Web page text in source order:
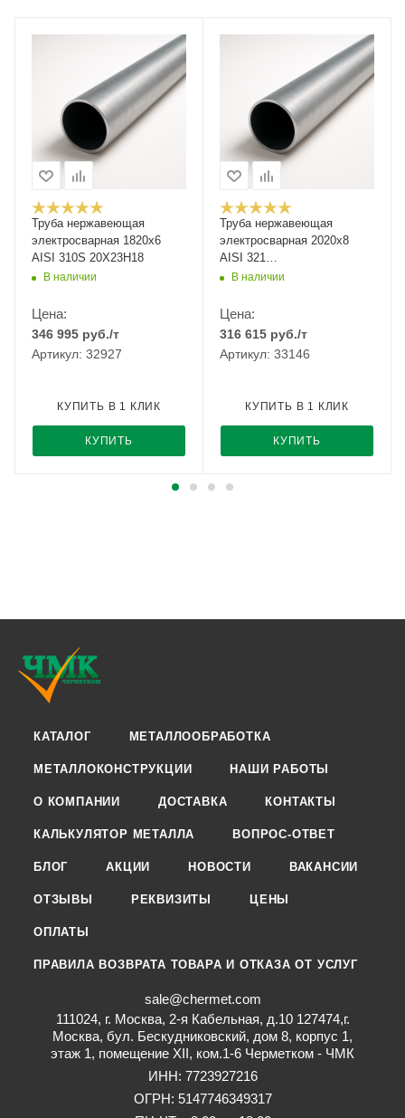
Труба нержавеющая
электросварная 1820х6
AISI 310S 20Х23Н18
В наличии
Цена:
346 995 руб./т
Артикул: 32927
КУПИТЬ
КУПИТЬ В 1 КЛИК
Труба нержавеющая
электросварная 2020х8
AISI 321
12Х18Н10Т/08Х18Н10Т
В наличии
Цена:
316 615 руб./т
Артикул: 33146
КУПИТЬ
КУПИТЬ В 1 КЛИК
КАТАЛОГ МЕТАЛЛООБРАБОТКА
МЕТАЛЛОКОНСТРУКЦИИ НАШИ РАБОТЫ
О КОМПАНИИ ДОСТАВКА КОНТАКТЫ
КАЛЬКУЛЯТОР МЕТАЛЛА ВОПРОС-ОТВЕТ
БЛОГ АКЦИИ НОВОСТИ ВАКАНСИИ
ОТЗЫВЫ РЕКВИЗИТЫ ЦЕНЫ
ОПЛАТЫ
ПРАВИЛА ВОЗВРАТА ТОВАРА И ОТКАЗА ОТ УСЛУГ
sale@chermet.com
111024, г. Москва, 2-я Кабельная, д.10 127474,г.
Москва, бул. Бескудниковский, дом 8, корпус 1,
этаж 1, помещение XII, ком.1-6 Черметком - ЧМК
ИНН: 7723927216
ОГРН: 5147746349317